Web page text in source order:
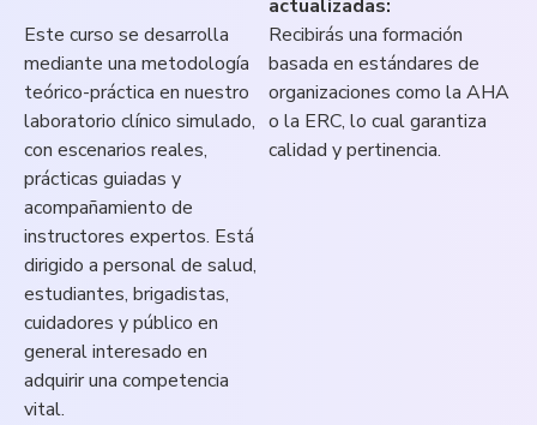
Este curso se desarrolla
mediante una metodología
teórico-práctica en nuestro
laboratorio clínico simulado,
con escenarios reales,
prácticas guiadas y
acompañamiento de
instructores expertos. Está
dirigido a personal de salud,
estudiantes, brigadistas,
cuidadores y público en
general interesado en
adquirir una competencia
vital.
actualizadas:
Recibirás una formación
basada en estándares de
organizaciones como la AHA
o la ERC, lo cual garantiza
calidad y pertinencia.